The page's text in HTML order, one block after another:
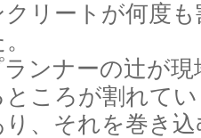
リートが何度
ンナーの辻が現
ころが割れて
り、それを巻き